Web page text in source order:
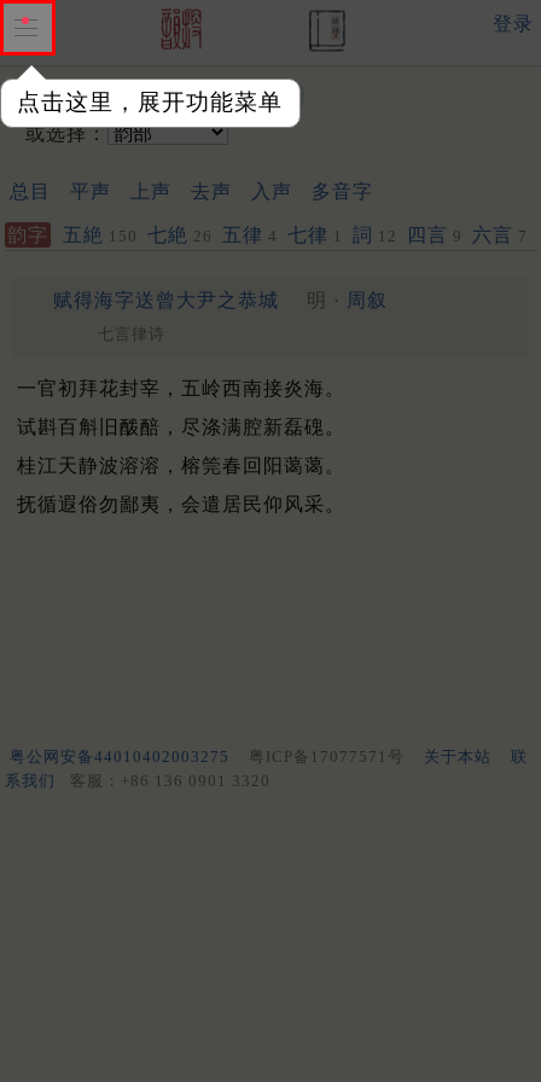
点击这里，展开功能菜单
登录
输入韵字：
或选择：
总目 平声 上声 去声 入声 多音字
韵字 五絶 150 七絶 26 五律 4 七律 1 詞 12 四言 9 六言 7
赋得海字送曾大尹之恭城 明 · 周叙
七言律诗
一官初拜花封宰，五岭西南接炎海。
试斟百斛旧酦醅，尽涤满腔新磊磈。
桂江天静波溶溶，榕筦春回阳蔼蔼。
抚循遐俗勿鄙夷，会遣居民仰风采。
粤公网安备44010402003275 粤ICP备17077571号 关于本站
联
系我们
客服：+86 136 0901 3320